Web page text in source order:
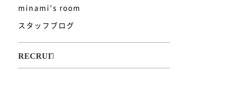
minami's room
スタッフブログ